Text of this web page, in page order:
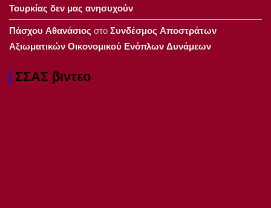
Τουρκίας δεν μας ανησυχούν
Πάσχου Αθανάσιος στοΣυνδέσμος Αποστράτων
Αξιωματικών Οικονομικού Ενόπλων Δυνάμεων
ΣΣΑΣ βιντεο